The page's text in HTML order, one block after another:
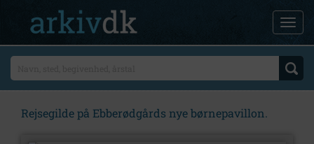
Rejsegilde på Ebberødgårds nye børnepavillon.